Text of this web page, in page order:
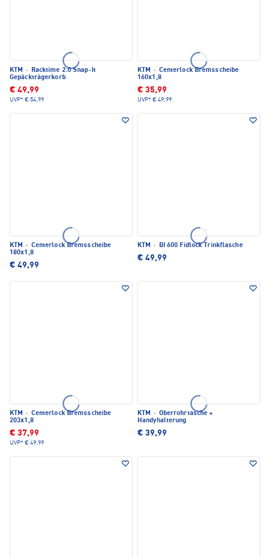
KTM ·
Racktime 2.0 Snap-It
Gepäckträgerkorb
€ 49,99
UVP* € 54,99
KTM · Centerlock Bremsscheibe
160x1,8
€ 35,99
UVP* € 49,99
KTM · Centerlock Bremsscheibe
180x1,8
€ 49,99
KTM · BI 600 Fidlock Trinkflasche
€ 49,99
KTM · Centerlock Bremsscheibe
203x1,8
€ 37,99
UVP* € 49,99
KTM · Oberrohrtasche +
Handyhalterung
€ 39,99